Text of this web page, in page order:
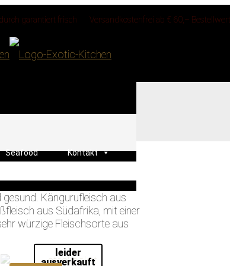
garantiert frisch Versandkostenfrei ab € 60,– Bestellwert
Seafood Kontakt
gesund. Kängurufleisch aus
aus Südafrika, mit einer
würzige Fleischsorte aus
leider
ausverkauft